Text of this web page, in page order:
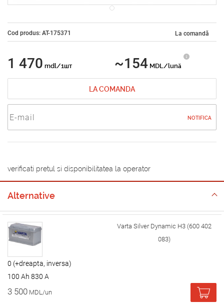
Cod produs: AT-175371 La comandă
1 470 mdl/1шт ~154 MDL/lună
LA COMANDA
NOTIFICA
verificati pretul si disponibilitatea la operator
Alternative
Varta Silver Dynamic H3 (600 402
083)
0 (+dreapta, inversa)
100 Ah 830 A
3 500 MDL/un